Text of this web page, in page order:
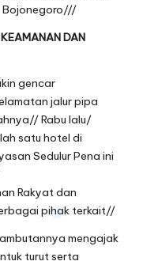
Bojonegoro///
DAN
gencar
jalur pipa
Rabu lalu/
satu hotel di
Sedulur Pena ini
Rakyat dan
pihak terkait//
mengajak
turut serta